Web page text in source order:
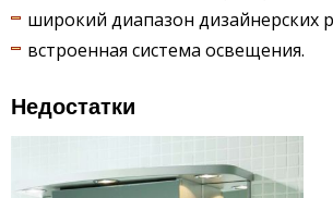
широкий диапазон дизайнерских
встроенная система освещения.
Недостатки